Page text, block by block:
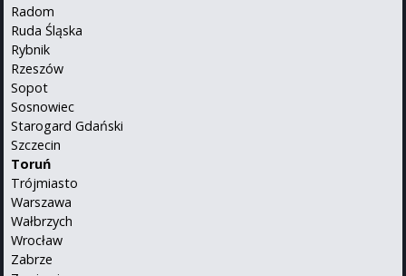
Radom
Ruda Śląska
Rybnik
Rzeszów
Sopot
Sosnowiec
Starogard Gdański
Szczecin
Toruń
Trójmiasto
Warszawa
Wałbrzych
Wrocław
Zabrze